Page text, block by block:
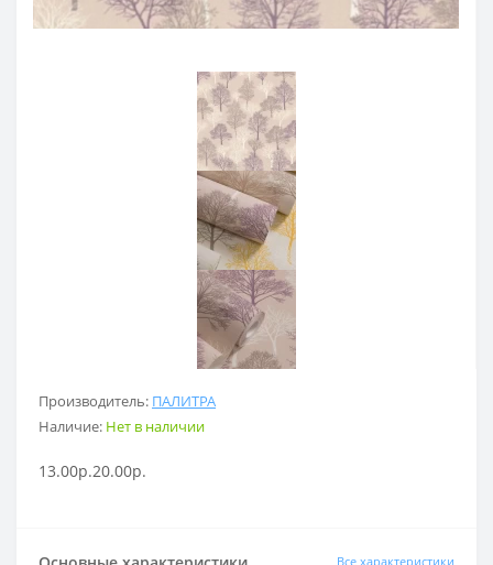
Производитель: ПАЛИТРА
Наличие: Нет в наличии
13.00р.20.00р.
Все характеристики